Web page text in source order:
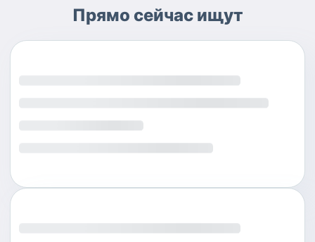
Прямо сейчас ищут